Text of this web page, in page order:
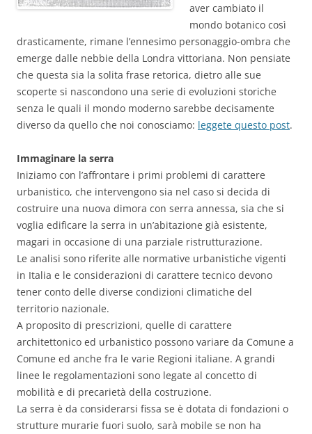
aver cambiato il
mondo botanico così
drasticamente, rimane l’ennesimo personaggio-ombra che
emerge dalle nebbie della Londra vittoriana. Non pensiate
che questa sia la solita frase retorica, dietro alle sue
scoperte si nascondono una serie di evoluzioni storiche
senza le quali il mondo moderno sarebbe decisamente
diverso da quello che noi conosciamo: leggete questo post.
Immaginare la serra
Iniziamo con l’affrontare i primi problemi di carattere
urbanistico, che intervengono sia nel caso si decida di
costruire una nuova dimora con serra annessa, sia che si
voglia edificare la serra in un’abitazione già esistente,
magari in occasione di una parziale ristrutturazione.
Le analisi sono riferite alle normative urbanistiche vigenti
in Italia e le considerazioni di carattere tecnico devono
tener conto delle diverse condizioni climatiche del
territorio nazionale.
A proposito di prescrizioni, quelle di carattere
architettonico ed urbanistico possono variare da Comune a
Comune ed anche fra le varie Regioni italiane. A grandi
linee le regolamentazioni sono legate al concetto di
mobilità e di precarietà della costruzione.
La serra è da considerarsi fissa se è dotata di fondazioni o
strutture murarie fuori suolo, sarà mobile se non ha